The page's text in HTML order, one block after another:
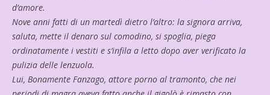
d’amore.
Nove anni fatti di un martedì dietro l’altro: la signora arriva,
saluta, mette il denaro sul comodino, si spoglia, piega
ordinatamente i vestiti e s’infila a letto dopo aver verificato la
pulizia delle lenzuola.
Lui, Bonamente Fanzago, attore porno al tramonto, che nei